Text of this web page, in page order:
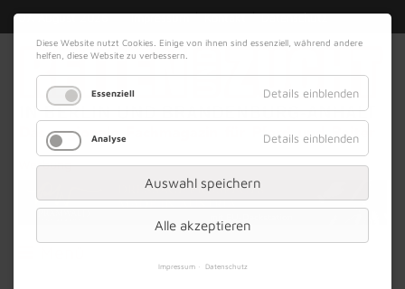
07. August 2026 Impressum|Kontakt|Datenschutz
Werbung
Diese Website nutzt Cookies. Einige von ihnen sind essenziell, während andere
helfen, diese Website zu verbessern.
Essenziell Details einblenden
Analyse Details einblenden
Auswahl speichern
Alle akzeptieren
Impressum Datenschutz